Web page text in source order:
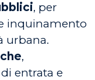
, per
inquinamento
urbana.
,
entrata e